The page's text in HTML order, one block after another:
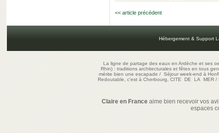
<< article précédent
Hébergement & Support
La ligne de partage des eaux en Ardèche et ses
Rhin) : traditions architecturales et fêtes en tous
mérite bien une escapade/Séjour week-end à
Redoutable, c'est à Cherbourg, CITE DE LA MER/
Claire en Franceaime bien recevoir vos
espaces